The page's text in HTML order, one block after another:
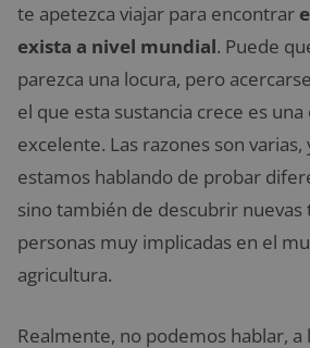
te apetezca viajar para encontrar
exista a nivel mundial. Puede
parezca una locura, pero
el que esta sustancia crece es
excelente. Las razones son
estamos hablando de probar
sino también de descubrir
personas muy implicadas en el
agricultura.
Realmente, no podemos hablar, a